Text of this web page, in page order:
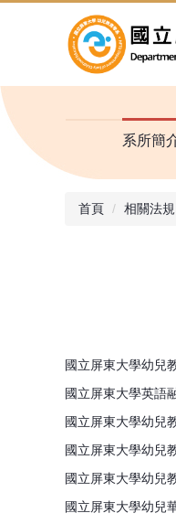
內
區
系所簡
首頁 相關法規
國立屏東大學幼兒
國立屏東大學英語
國立屏東大學幼兒
國立屏東大學幼兒
國立屏東大學幼兒
國立屏東大學幼兒